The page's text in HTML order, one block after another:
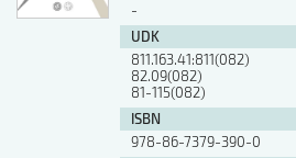
-
UDK
811.163.41:811(082)
82.09(082)
81-115(082)
ISBN
978-86-7379-390-0